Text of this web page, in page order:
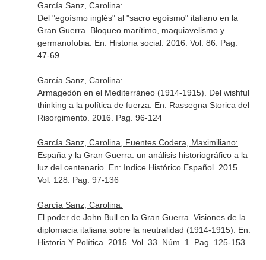
García Sanz, Carolina:
Del "egoísmo inglés" al "sacro egoísmo" italiano en la
Gran Guerra. Bloqueo marítimo, maquiavelismo y
germanofobia. En: Historia social. 2016. Vol. 86. Pag.
47-69
García Sanz, Carolina:
Armagedón en el Mediterráneo (1914-1915). Del wishful
thinking a la política de fuerza. En: Rassegna Storica del
Risorgimento. 2016. Pag. 96-124
García Sanz, Carolina, Fuentes Codera, Maximiliano:
España y la Gran Guerra: un análisis historiográfico a la
luz del centenario. En: Indice Histórico Español. 2015.
Vol. 128. Pag. 97-136
García Sanz, Carolina:
El poder de John Bull en la Gran Guerra. Visiones de la
diplomacia italiana sobre la neutralidad (1914-1915). En:
Historia Y Política . 2015. Vol. 33. Núm. 1. Pag. 125-153